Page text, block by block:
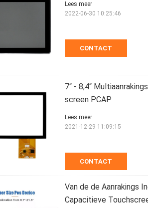
CONTACT
Lees meer
2022-06-30 10:25:46
7“ - 8,4“
screen PCAP
CONTACT
Lees meer
2021-12-29 11:09:15
Van de de Aanrakings
Capacitieve